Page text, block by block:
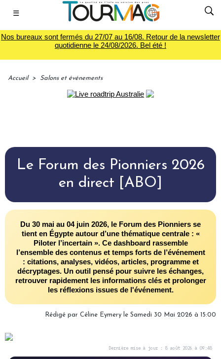
☰
Nos bureaux sont fermés du 27/07 au 16/08. Retour de la newsletter
quotidienne le 24/08/2026. Bel été !
Accueil > Salons et événements
Le Forum des Pionniers 2026
en direct [ABO]
Du 30 mai au 04 juin 2026, le Forum des Pionniers se
tient en Égypte autour d’une thématique centrale : «
Piloter l’incertain ». Ce dashboard rassemble
l’ensemble des contenus et temps forts de l’événement
: citations, analyses, vidéos, articles, programme et
décryptages. Un outil pensé pour suivre les échanges,
retrouver rapidement les informations clés et prolonger
les réflexions issues de l'événement.
Rédigé par Céline Eymery le Samedi 30 Mai 2026 à 15:00